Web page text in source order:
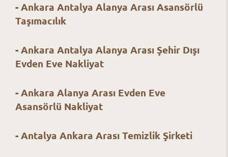
- Ankara Antalya Alanya Arası Asansörlü
Taşımacılık
- Ankara Antalya Alanya Arası Şehir Dışı
Evden Eve Nakliyat
- Ankara Alanya Arası Evden Eve
Asansörlü Nakliyat
- Antalya Ankara Arası Temizlik Şirketi